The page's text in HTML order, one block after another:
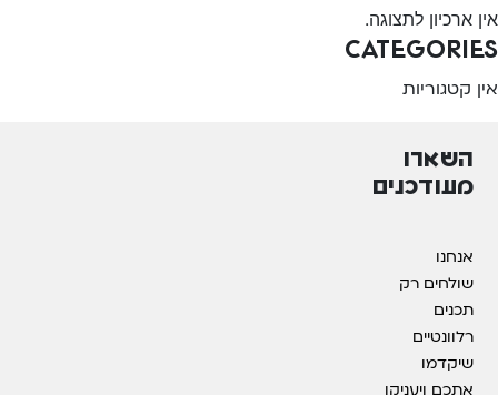
אין ארכיון לתצוגה.
Categories
אין קטגוריות
השארו
מעודכנים
אנחנו
שולחים רק
תכנים
רלוונטיים
שיקדמו
אתכם ויעניקו